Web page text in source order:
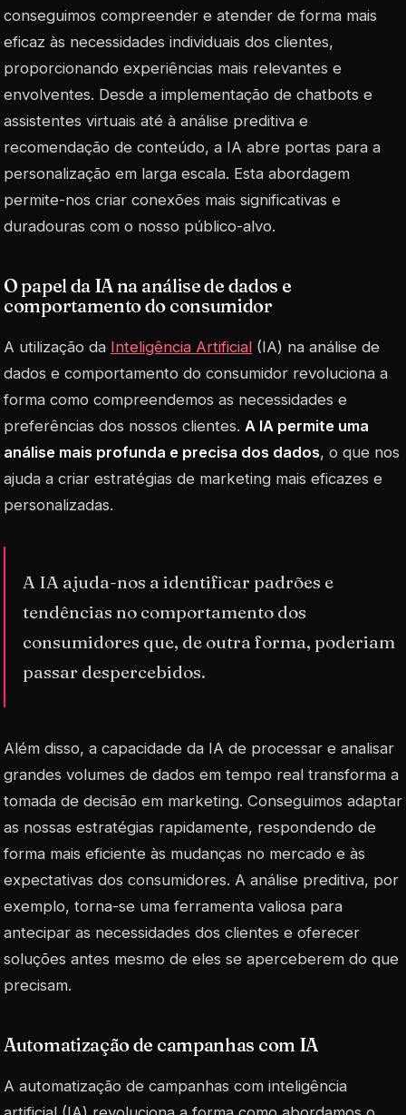
conseguimos compreender e atender de forma mais
eficaz às necessidades individuais dos clientes,
proporcionando experiências mais relevantes e
envolventes. Desde a implementação de chatbots e
assistentes virtuais até à análise preditiva e
recomendação de conteúdo, a IA abre portas para a
personalização em larga escala. Esta abordagem
permite-nos criar conexões mais significativas e
duradouras com o nosso público-alvo.
O papel da IA na análise de dados e
comportamento do consumidor
A utilização da Inteligência Artificial (IA) na análise de
dados e comportamento do consumidor revoluciona a
forma como compreendemos as necessidades e
preferências dos nossos clientes. A IA permite uma
análise mais profunda e precisa dos dados, o que nos
ajuda a criar estratégias de marketing mais eficazes e
personalizadas.
A IA ajuda-nos a identificar padrões e
tendências no comportamento dos
consumidores que, de outra forma, poderiam
passar despercebidos.
Além disso, a capacidade da IA de processar e analisar
grandes volumes de dados em tempo real transforma a
tomada de decisão em marketing. Conseguimos adaptar
as nossas estratégias rapidamente, respondendo de
forma mais eficiente às mudanças no mercado e às
expectativas dos consumidores. A análise preditiva, por
exemplo, torna-se uma ferramenta valiosa para
antecipar as necessidades dos clientes e oferecer
soluções antes mesmo de eles se aperceberem do que
precisam.
Automatização de campanhas com IA
A automatização de campanhas com inteligência